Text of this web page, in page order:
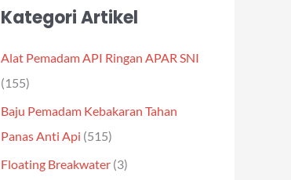
Kategori Artikel
Alat Pemadam API Ringan APAR SNI
(155)
Baju Pemadam Kebakaran Tahan
Panas Anti Api (515)
Floating Breakwater (3)